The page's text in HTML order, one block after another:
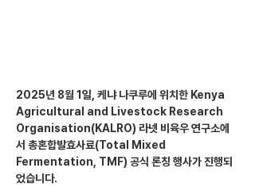
2025년 8월 1일, 케냐 나쿠루에 위치한 Kenya
Agricultural and Livestock Research
Organisation(KALRO) 라넷 비육우 연구소에
서 총혼합발효사료(Total Mixed
Fermentation, TMF) 공식 론칭 행사가 진행되
었습니다.